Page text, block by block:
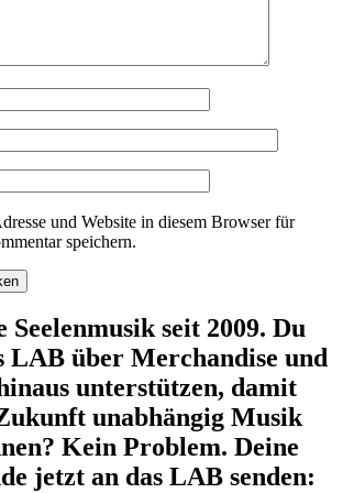
und Website in diesem Browser für
speichern.
Seelenmusik seit 2009. Du
LAB über Merchandise und
unterstützen, damit
unabhängig Musik
Kein Problem. Deine
jetzt an das LAB senden: